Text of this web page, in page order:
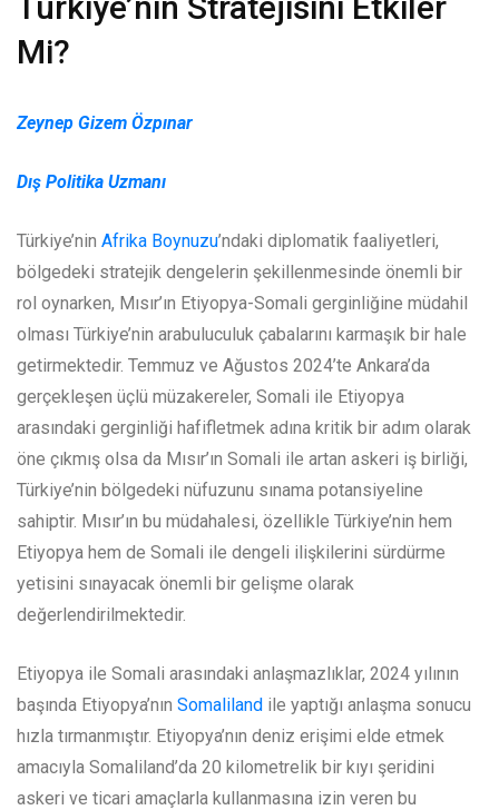
Mi?
Zeynep Gizem Özpınar
Dış Politika Uzmanı
Türkiye’nin Afrika Boynuzu’ndaki diplomatik faaliyetleri,
bölgedeki stratejik dengelerin şekillenmesinde önemli bir
rol oynarken, Mısır’ın Etiyopya-Somali gerginliğine müdahil
olması Türkiye’nin arabuluculuk çabalarını karmaşık bir hale
getirmektedir. Temmuz ve Ağustos 2024’te Ankara’da
gerçekleşen üçlü müzakereler, Somali ile Etiyopya
arasındaki gerginliği hafifletmek adına kritik bir adım olarak
öne çıkmış olsa da Mısır’ın Somali ile artan askeri iş birliği,
Türkiye’nin bölgedeki nüfuzunu sınama potansiyeline
sahiptir. Mısır’ın bu müdahalesi, özellikle Türkiye’nin hem
Etiyopya hem de Somali ile dengeli ilişkilerini sürdürme
yetisini sınayacak önemli bir gelişme olarak
değerlendirilmektedir.
Etiyopya ile Somali arasındaki anlaşmazlıklar, 2024 yılının
başında Etiyopya’nın Somaliland ile yaptığı anlaşma sonucu
hızla tırmanmıştır. Etiyopya’nın deniz erişimi elde etmek
amacıyla Somaliland’da 20 kilometrelik bir kıyı şeridini
askeri ve ticari amaçlarla kullanmasına izin veren bu